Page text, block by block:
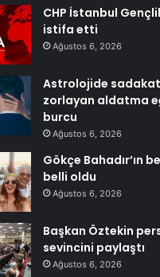
CHP İstanbul
istifa etti
Ağustos 6, 2026
Astrolojide sadakat
zorlayan aldatma
burcu
Ağustos 6, 2026
Gökçe Bahadır’ın
belli oldu
Ağustos 6, 2026
Başkan Öztekin
sevincini paylaştı
Ağustos 6, 2026